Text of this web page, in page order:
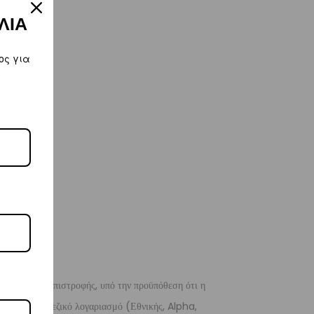
της επιστροφής, υπό την προϋπόθεση ότι η
σε ένα τραπεζικό λογαριασμό (Εθνικής, Alpha,
για